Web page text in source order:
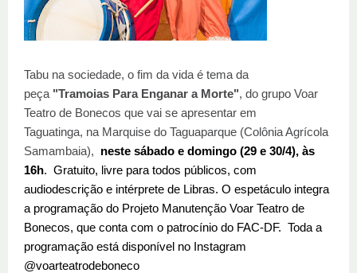
Tabu na sociedade, o fim da vida é tema da
peça "Tramoias Para Enganar a Morte", do grupo Voar
Teatro de Bonecos que vai se apresentar em
Taguatinga, na Marquise do Taguaparque (Colônia Agrícola
Samambaia), neste sábado e domingo (29 e 30/4), às
16h. Gratuito, livre para todos públicos, com
audiodescrição e intérprete de Libras. O espetáculo integra
a programação do Projeto Manutenção Voar Teatro de
Bonecos, que conta com o patrocínio do FAC-DF. Toda a
programação está disponível no Instagram
@voarteatrodeboneco